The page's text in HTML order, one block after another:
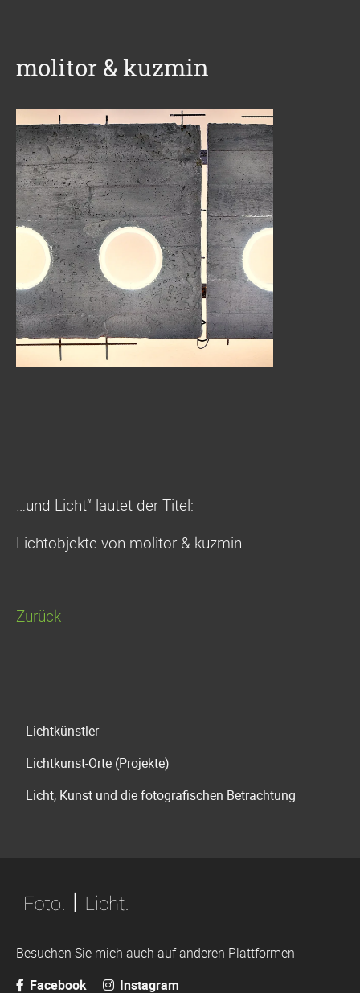
molitor & kuzmin
…und Licht“ lautet der Titel:
Lichtobjekte von molitor & kuzmin
Zurück
überspringen
Lichtkünstler
Lichtkunst-Orte (Projekte)
Licht, Kunst und die fotografischen Betrachtung
Besuchen Sie mich auch auf anderen Plattformen
Facebook
Instagram